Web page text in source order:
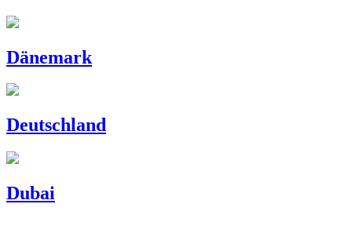
Dänemark
Deutschland
Dubai